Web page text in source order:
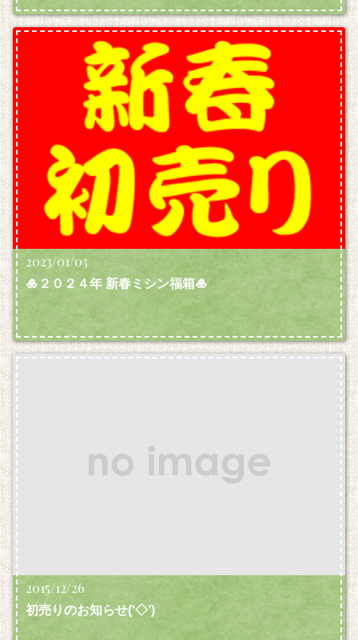
2023/01/03
🎍２０２４年 新春ミシン福箱🎍
2015/12/26
初売りのお知らせ(‘◇’)ゞ